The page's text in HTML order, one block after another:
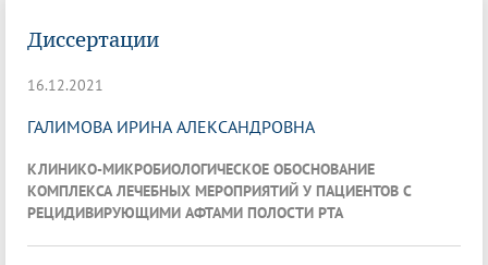
Диссертации
16.12.2021
ГАЛИМОВА ИРИНА АЛЕКСАНДРОВНА
КЛИНИКО-МИКРОБИОЛОГИЧЕСКОЕ ОБОСНОВАНИЕ
КОМПЛЕКСА ЛЕЧЕБНЫХ МЕРОПРИЯТИЙ У ПАЦИЕНТОВ С
РЕЦИДИВИРУЮЩИМИ АФТАМИ ПОЛОСТИ РТА